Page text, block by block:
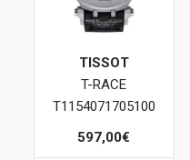
TISSOT
T-RACE
T1154071705100
597,00€